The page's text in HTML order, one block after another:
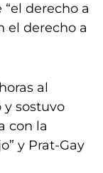
derecho a
el derecho a
al
y sostuvo
con la
y Prat-Gay